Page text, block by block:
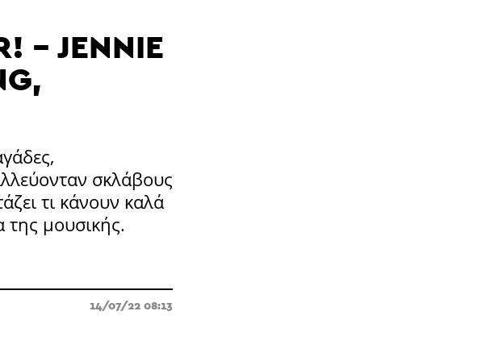
- JENNIE
σκλάβους
τι κάνουν καλά
της μουσικής.
14/07/22 08:13